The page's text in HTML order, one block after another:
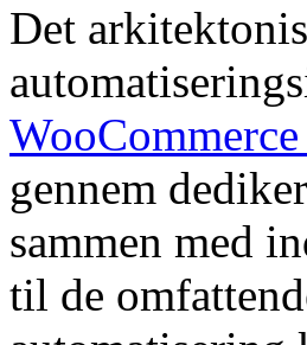
Det
gennem
sammen med
til de